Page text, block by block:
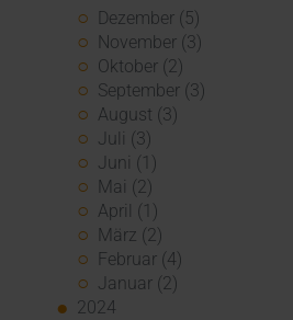
Dezember (5)
November (3)
Oktober (2)
September (3)
August (3)
Juli (3)
Juni (1)
Mai (2)
April (1)
März (2)
Februar (4)
Januar (2)
2024